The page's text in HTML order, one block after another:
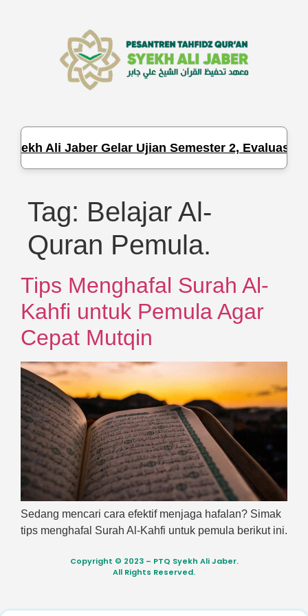
Ali Jaber Gelar Ujian Semester 2, Evaluasi
Tag: Belajar Al-
Quran Pemula.
Tips Menghafal Surah Al-
Kahfi untuk Pemula Agar
Cepat Mutqin
Sedang mencari cara efektif menjaga hafalan? Simak
tips menghafal Surah Al-Kahfi untuk pemula berikut ini.
Copyright © 2023 – PTQ Syekh Ali Jaber.
All Rights Reserved.